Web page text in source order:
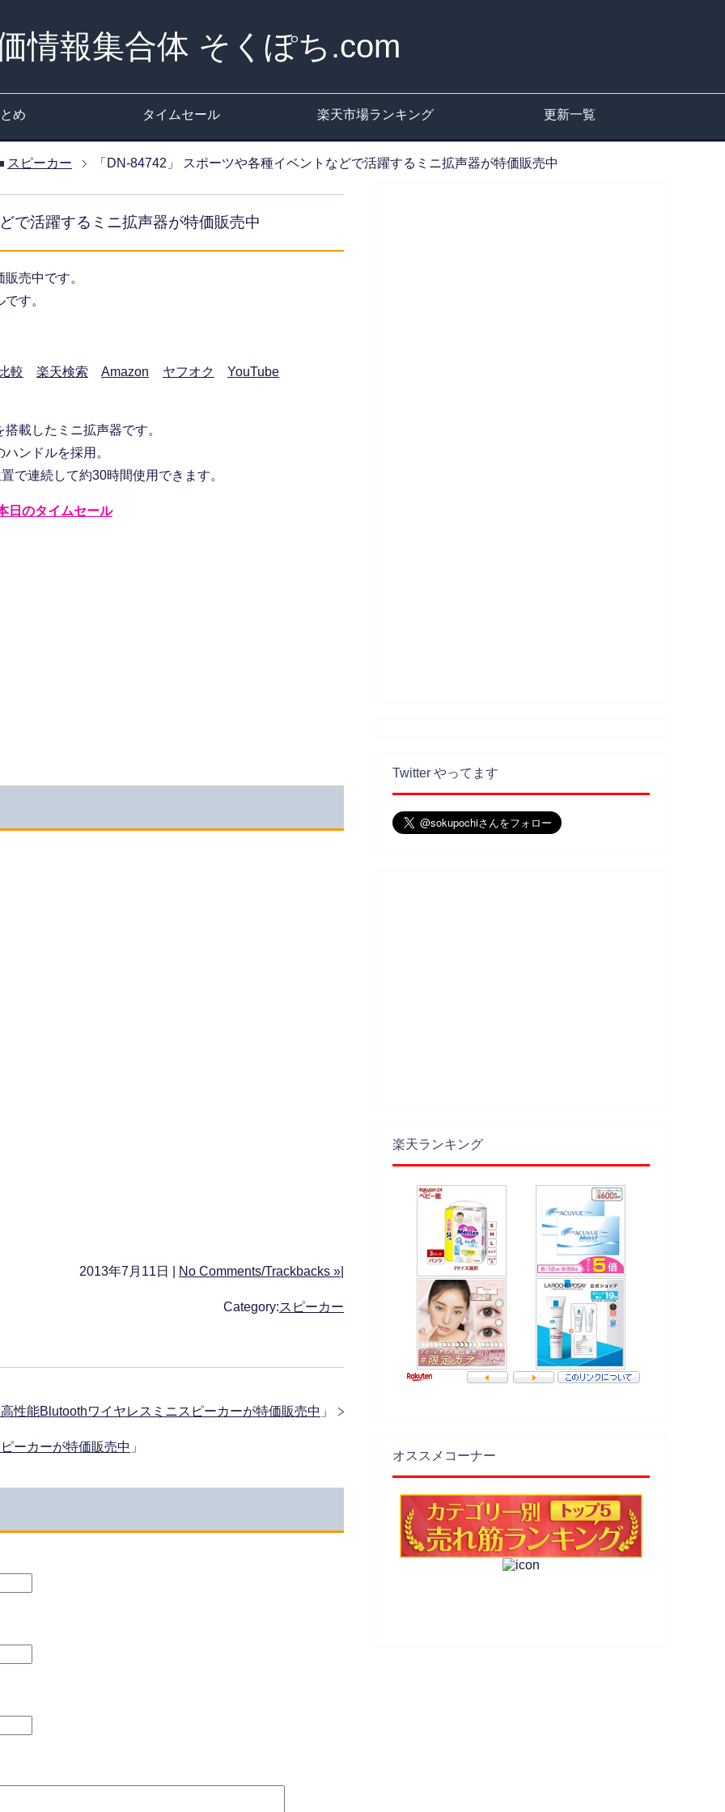
情報集合体 そくぽち.com
め タイムセール 楽天市場ランキング 更新一覧
スピーカー 「DN-84742」 スポーツや各種イベントなどで活躍するミニ拡声器が特価販売中
で活躍するミニ拡声器が特価販売中
売中です。
す。
較 楽天検索 Amazon ヤフオク YouTube
載したミニ拡声器です。
ンドルを採用。
で連続して約30時間使用できます。
日のタイムセール
2013年7月11日 | No Comments/Trackbacks »
Category:スピーカー
性能Blutoothワイヤレスミニスピーカーが特価販売中 」
ーカーが特価販売中 」
Twitter やってます
楽天ランキング
オススメコーナー